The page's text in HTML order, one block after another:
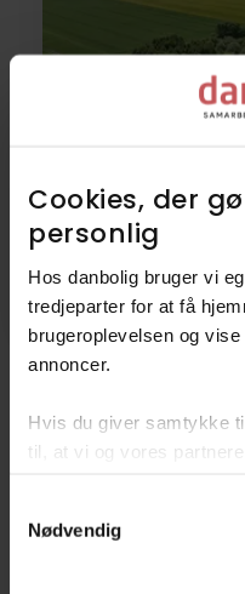
Cookies, der
personlig​
Hos danbolig bruger vi
tredjeparter for at få
brugeroplevelsen og
annoncer.​
Hvis du giver samtykke
til, at vi og vores
danbolig.dk. Vi kan
andre data og anvende
Selection
Nødvendig
Odder
1.998.000 kr. 210 m²
9
Villaer
1